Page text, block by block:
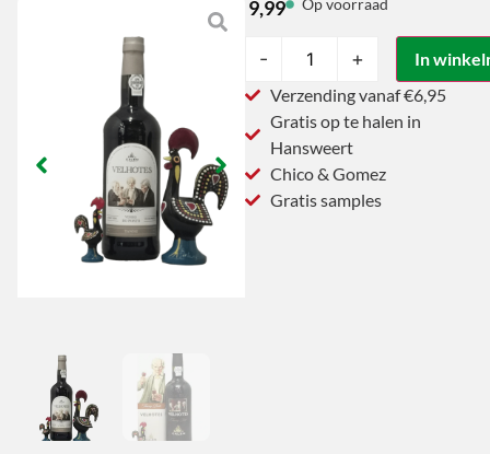
9,99
- +
In
Verzending vanaf €6,95
Gratis op te halen in
Hansweert
Chico & Gomez
Gratis samples